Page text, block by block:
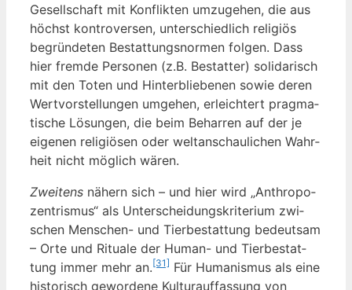
Gesell­schaft mit Kon­flik­ten umzu­ge­hen, die aus
höchst kon­tro­ver­sen, unter­schied­lich reli­gi­ös
begrün­de­ten Bestat­tungs­nor­men fol­gen. Dass
hier frem­de Per­so­nen (z.B. Bestat­ter) soli­da­risch
mit den Toten und Hin­ter­blie­be­nen sowie deren
Wert­vor­stel­lun­gen umge­hen, erleich­tert prag­ma­
ti­sche Lösun­gen, die beim Behar­ren auf der je
eige­nen reli­giö­sen oder welt­an­schau­li­chen Wahr­
heit nicht mög­lich wären.
Zwei­tens nähern sich – und hier wird „Anthro­po­
zen­tris­mus“ als Unter­schei­dungs­kri­te­ri­um zwi­
schen Men­schen- und Tier­be­stat­tung bedeut­sam
– Orte und Ritua­le der Human- und Tier­be­stat­
tung immer mehr an.[31] Für Huma­nis­mus als eine
his­to­risch gewor­de­ne Kul­tur­auf­fas­sung von